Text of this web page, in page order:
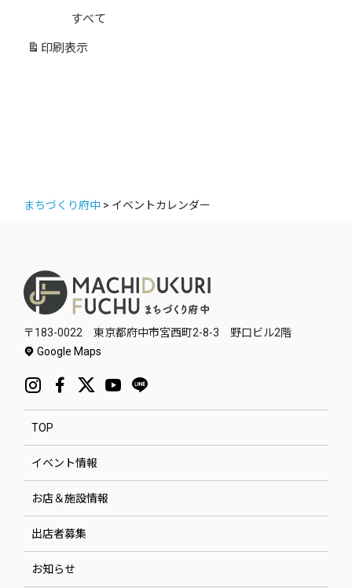
ゴ
リ
すべて
印刷 表示
まちづくり府中 > イベントカレンダー
〒183-0022 東京都府中市宮西町2-8-3 野口ビル2階
Google Maps
TOP
イベント情報
お店＆施設情報
出店者募集
お知らせ